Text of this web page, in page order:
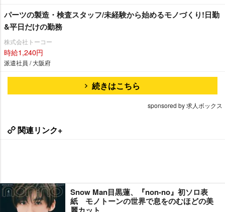
パーツの製造・検査スタッフ/未経験から始めるモノづくり!日勤
&平日だけの勤務
株式会社トーコー
時給1,240円
派遣社員 / 大阪府
続きはこちら
sponsored by 求人ボックス
関連リンク+
Snow Man目黒蓮、『non-no』初ソロ表
紙 モノトーンの世界で息をのむほどの美
麗カット